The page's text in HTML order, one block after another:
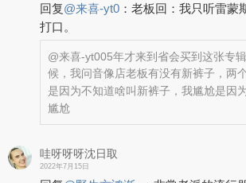
回复@来喜-yt0 ： 老板回：我只听雷蒙
打口。
@来喜-yt005年才来到省会买到这张专
候，我问音像店老板有没有新裤子，两
是因为不知道啥叫新裤子，我尴尬是因
尴尬
哇呀呀呀沈日取
2022年7月15日